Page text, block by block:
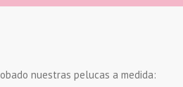
nuestras pelucas a medida: